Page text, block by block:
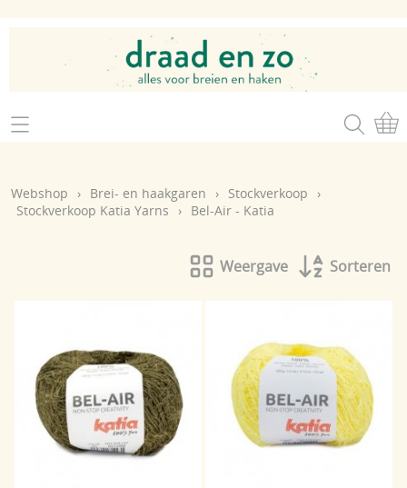
Home
Brei- en haakgaren
Workshops
Mijn account
Atelier op zondag
Contact
Webshop › Brei- en haakgaren › Stockverkoop
›
Stockverkoop Katia Yarns
› Bel-Air - Katia
Weergave Sorteren